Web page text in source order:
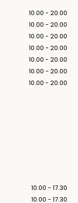
10.00 - 20.00
10.00 - 20.00
10.00 - 20.00
10.00 - 20.00
10.00 - 20.00
10.00 - 20.00
10.00 - 20.00
10.00 - 17.30
10.00 - 17.30